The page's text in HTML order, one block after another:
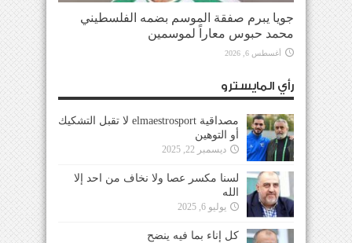
جويا يبرم صفقة الموسم بضمه الفلسطيني
محمد حبوس معاراً لموسمين
أغسطس 6, 2026
رأي المايسترو
مصداقية elmaestrosport لا تقبل التشكيك
أو التوهين
ديسمبر 22, 2025
لسنا مكسر عصا ولا نخاف من احد إلا
الله
يوليو 6, 2025
كل إناء بما فيه ينضح